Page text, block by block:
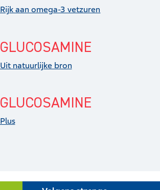
Rijk aan omega-3 vetzuren
GLUCOSAMINE
Uit natuurlijke bron
GLUCOSAMINE
Plus